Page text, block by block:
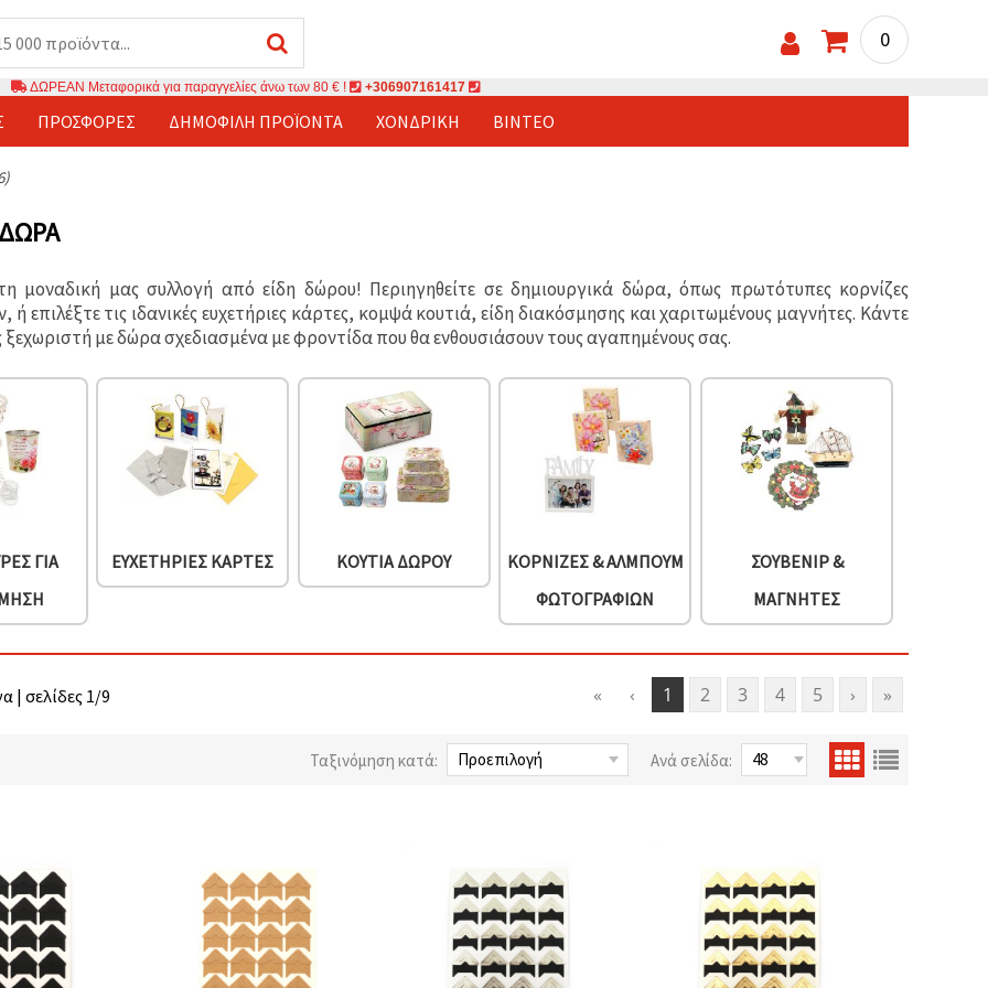
0
ΔΩΡΕΑΝ Μεταφορικά για παραγγελίες άνω των 80 € ! +306907161417
ΠΡΟΣΦΟΡΈΣ ΔΗΜΟΦΙΛΉ ΠΡΟΪΌΝΤΑ ΧΟΝΔΡΙΚΉ ΒΊΝΤΕΟ
ΔΏΡΑ
μοναδική μας συλλογή από είδη δώρου! Περιηγηθείτε σε δημιουργικά δώρα, όπως πρωτότυπες κορνίζες
επιλέξτε τις ιδανικές ευχετήριες κάρτες, κομψά κουτιά, είδη διακόσμησης και χαριτωμένους μαγνήτες. Κάντε
ξεχωριστή με δώρα σχεδιασμένα με φροντίδα που θα ενθουσιάσουν τους αγαπημένους σας.
ΓΙΑ
ΕΥΧΕΤΉΡΙΕΣ ΚΆΡΤΕΣ ΚΟΥΤΙΆ ΔΏΡΟΥ
ΚΟΡΝΊΖΕΣ & ΆΛΜΠΟΥΜ
ΦΩΤΟΓΡΑΦΙΏΝ
ΣΟΥΒΕΝΊΡ &
ΜΑΓΝΉΤΕΣ
« ‹ 1 2 3 4 5 › »
| σελίδες 1/9
Ταξινόμηση κατά: Ανά σελίδα: